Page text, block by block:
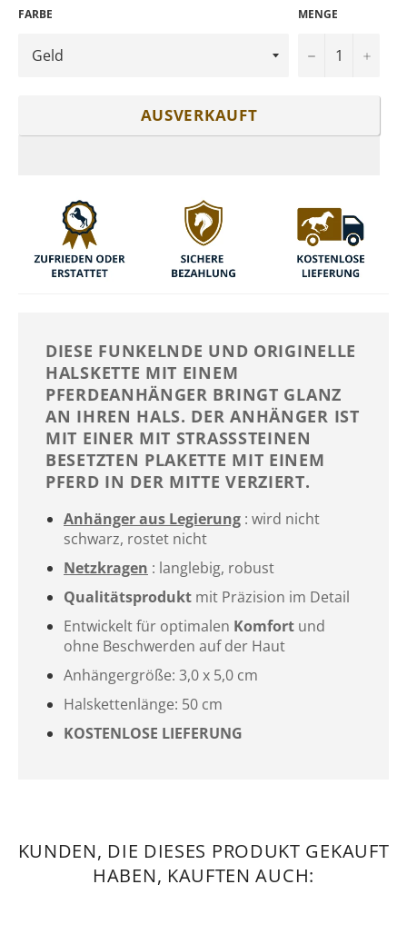
FARBE MENGE
− +
AUSVERKAUFT
DIESE FUNKELNDE UND ORIGINELLE
HALSKETTE MIT EINEM
PFERDEANHÄNGER BRINGT GLANZ
AN IHREN HALS. DER ANHÄNGER IST
MIT EINER MIT STRASSSTEINEN
BESETZTEN PLAKETTE MIT EINEM
PFERD IN DER MITTE VERZIERT.
Anhänger aus Legierung : wird nicht
schwarz, rostet nicht
Netzkragen : langlebig, robust
Qualitätsprodukt mit Präzision im Detail
Entwickelt für optimalen Komfort und
ohne Beschwerden auf der Haut
Anhängergröße: 3,0 x 5,0 cm
Halskettenlänge: 50 cm
KOSTENLOSE LIEFERUNG
KUNDEN, DIE DIESES PRODUKT GEKAUFT
HABEN, KAUFTEN AUCH: